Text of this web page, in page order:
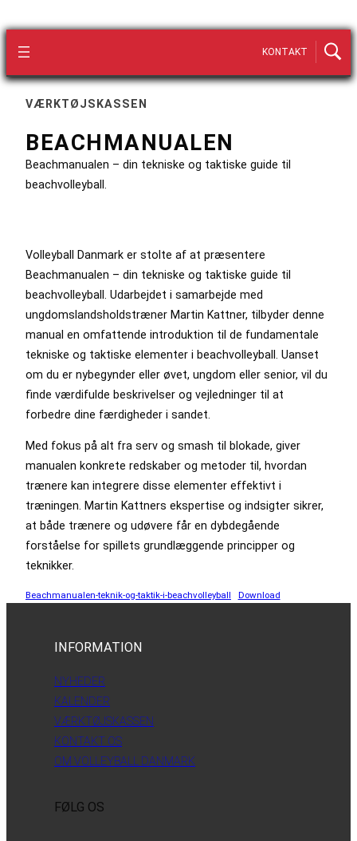
KONTAKT
VÆRKTØJSKASSEN
BEACHMANUALEN
Beachmanualen – din tekniske og taktiske guide til
beachvolleyball.
Volleyball Danmark er stolte af at præsentere
Beachmanualen – din tekniske og taktiske guide til
beachvolleyball. Udarbejdet i samarbejde med
ungdomslandsholdstræner Martin Kattner, tilbyder denne
manual en omfattende introduktion til de fundamentale
tekniske og taktiske elementer i beachvolleyball. Uanset
om du er nybegynder eller øvet, ungdom eller senior, vil du
finde værdifulde beskrivelser og vejledninger til at
forbedre dine færdigheder i sandet.
Med fokus på alt fra serv og smash til blokade, giver
manualen konkrete redskaber og metoder til, hvordan
trænere kan integrere disse elementer effektivt i
træningen. Martin Kattners ekspertise og indsigter sikrer,
at både trænere og udøvere får en dybdegående
forståelse for spillets grundlæggende principper og
teknikker.
Beachmanualen-teknik-og-taktik-i-beachvolleyball Download
INFORMATION
NYHEDER
KALENDER
VÆRKTØJSKASSEN
KONTAKT OS
OM VOLLEYBALL DANMARK
FØLG OS